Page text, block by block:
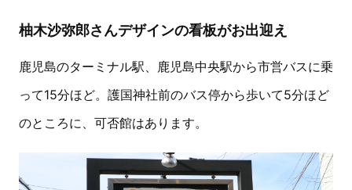
柚木沙弥郎さんデザインの看板がお出迎え
鹿児島のターミナル駅、鹿児島中央駅から市営バスに乗
って15分ほど。護国神社前のバス停から歩いて5分ほど
のところに、可否館はあります。